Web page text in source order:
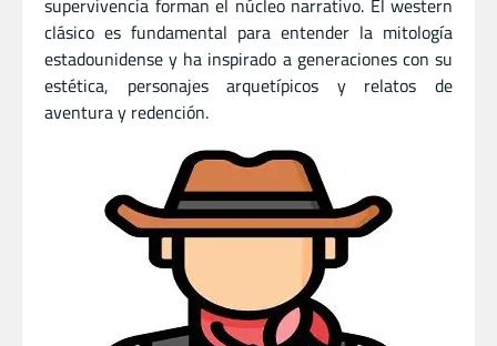
clásico es fundamental para entender la mitología
estadounidense y ha inspirado a generaciones con su
estética, personajes arquetípicos y relatos de
aventura y redención.